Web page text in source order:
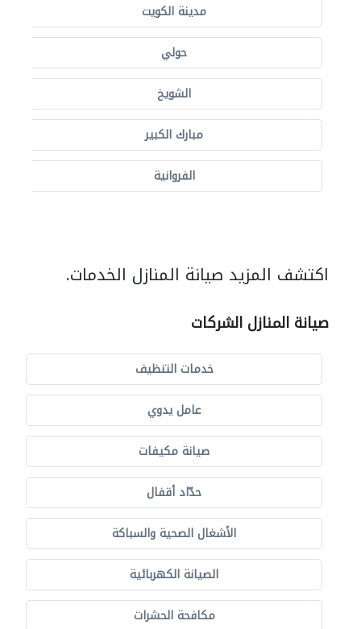
مدينة الكويت
حولي
الشويخ
مبارك الكبير
الفروانية
اكتشف المزيد صيانة المنازل الخدمات.
صيانة المنازل الشركات
خدمات التنظيف
عامل يدوي
صيانة مكيفات
حدّاد أقفال
الأشغال الصحية والسباكة
الصيانة الكهربائية
مكافحة الحشرات